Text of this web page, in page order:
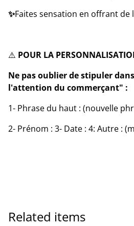
✨Faites sensation en offrant de
⚠️ POUR LA
Ne pas oublier de stipuler
l'attention du commerçant" :
1- Phrase du haut : (nouvelle
2- Prénom : 3- Date : 4: Autre :
Related items